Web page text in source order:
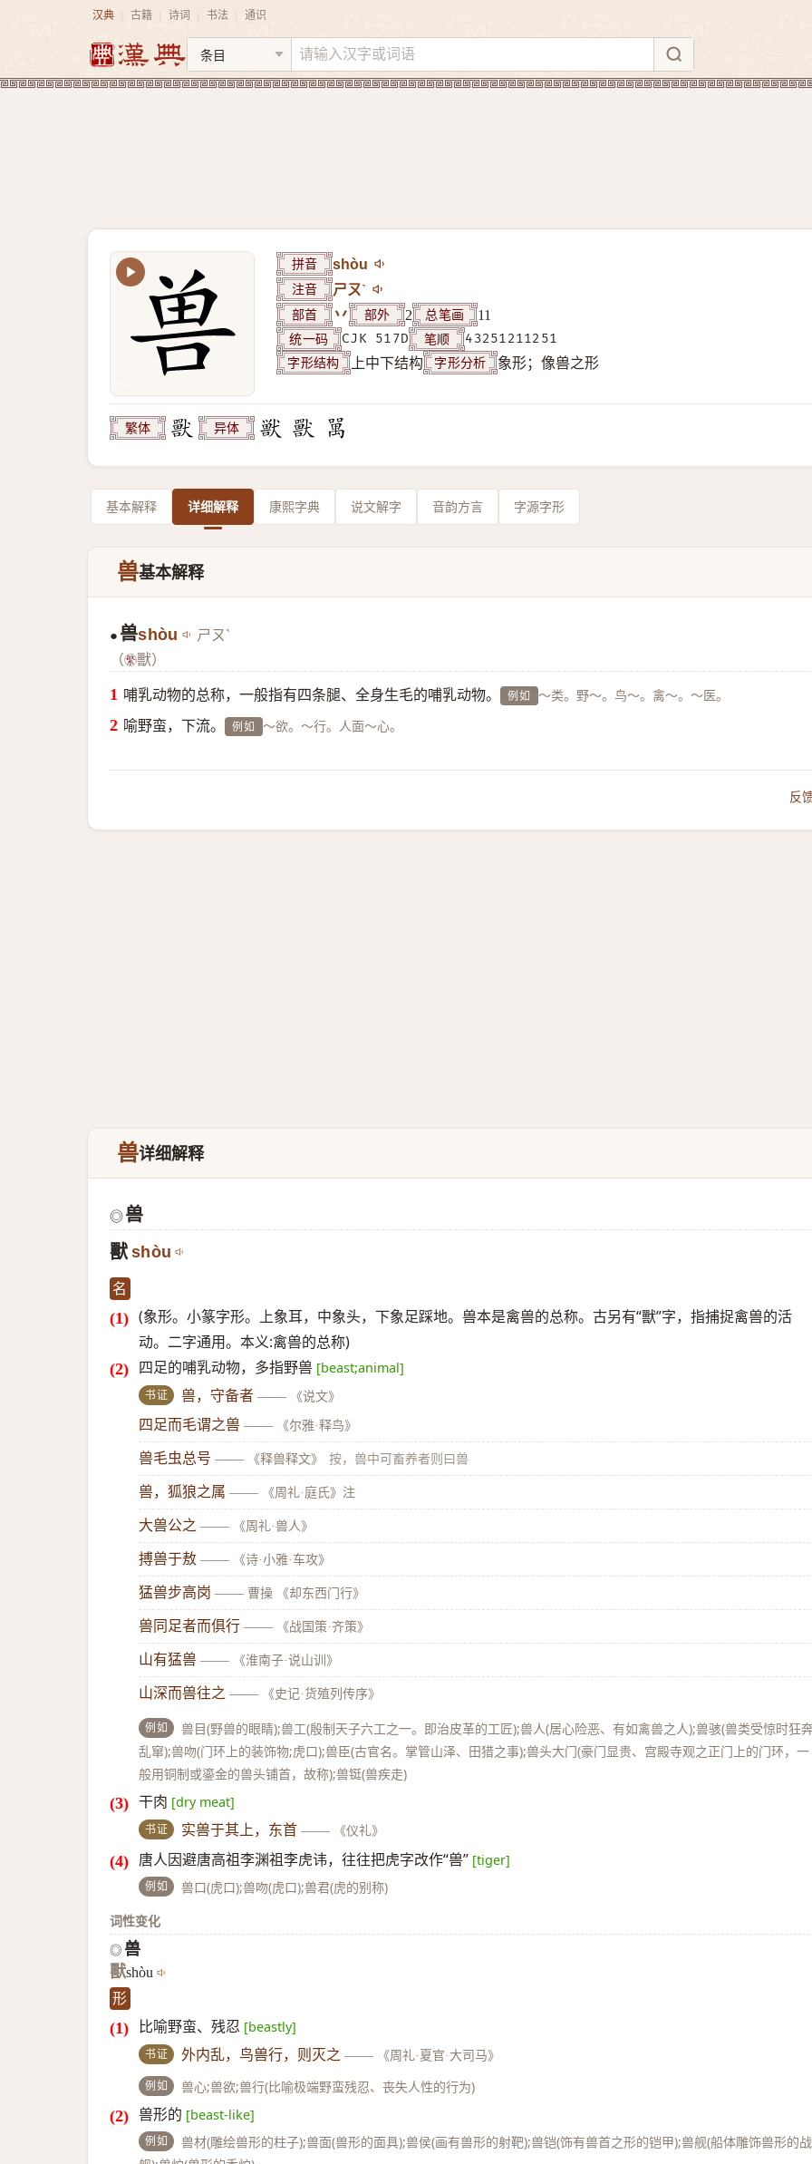
汉典 古籍 诗词 书法 通识
拼音 shòu
注音 ㄕㄡˋ
部首 丷 部外 2 总笔画 11
统一码 CJK 517D 笔顺 43251211251
字形结构 上中下结构 字形分析 象形；像兽之形
繁体 异体
基本解释 详细解释 康熙字典 说文解字 音韵方言 字源字形
兽基本解释
● 兽shòu ㄕㄡˋ
（
獸）
哺乳动物的总称，一般指有四条腿、全身生毛的哺乳动物。 例如 ～类。野～。鸟～。禽～。～医。
喻野蛮，下流。 例如 ～欲。～行。人面～心。
反
兽详细解释
◎兽
獸 shòu
名
(象形。小篆字形。上象耳，中象头，下象足踩地。兽本是禽兽的总称。古另有“獸”字，指捕捉禽兽的活
动。二字通用。本义:禽兽的总称)
四足的哺乳动物，多指野兽 [beast;animal]
书证 兽，守备者 —— 《说文》
四足而毛谓之兽 —— 《尔雅·释鸟》
兽毛虫总号 —— 《释兽释文》 按，兽中可畜养者则曰兽
兽，狐狼之属 —— 《周礼·庭氏》注
大兽公之 —— 《周礼·兽人》
搏兽于敖 —— 《诗·小雅·车攻》
猛兽步高岗 —— 曹操 《却东西门行》
兽同足者而俱行 —— 《战国策·齐策》
山有猛兽 —— 《淮南子·说山训》
山深而兽往之 —— 《史记·货殖列传序》
例如
兽目(野兽的眼睛);兽工(殷制天子六工之一。即治皮革的工匠);兽人(居心险恶、有如禽兽之人);兽骇(兽类受惊时狂
乱窜);兽吻(门环上的装饰物;虎口);兽臣(古官名。掌管山泽、田猎之事);兽头大门(豪门显贵、宫殿寺观之正门上的门环，一
般用铜制或鎏金的兽头铺首，故称);兽铤(兽疾走)
干肉 [dry meat]
书证 实兽于其上，东首 —— 《仪礼》
唐人因避唐高祖李渊祖李虎讳，往往把虎字改作“兽” [tiger]
例如
兽口(虎口);兽吻(虎口);兽君(虎的别称)
词性变化
◎ 兽
獸shòu
形
比喻野蛮、残忍 [beastly]
书证 外内乱，鸟兽行，则灭之 —— 《周礼·夏官·大司马》
例如 兽心;兽欲;兽行(比喻极端野蛮残忍、丧失人性的行为)
兽形的 [beast-like]
例如
兽材(雕绘兽形的柱子);兽面(兽形的面具);兽侯(画有兽形的射靶);兽铠(饰有兽首之形的铠甲);兽舰(船体雕饰兽形的战